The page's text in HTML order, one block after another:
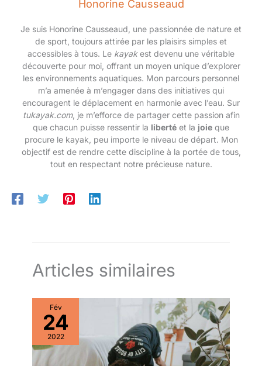
notre Pump up Challenge
prendre ce Push - up à vis
unique avec vous en vacances
à la salle de gym, au parc, au
salon et bien plus encore. C'est
tous les amateurs de fitness
pompes pliable est codée par couleur pour fournir une variété
musculaires. Entraînez-vous selon la ligne de guidage,
l'entraînement push-up standard stimule les groupes
musculaires plus précisément, corrige la posture de l'exercice,
façonne les courbes musculaires parfaites et atteint
parfaitement les objectifs de remise en forme Petit cadeau
portable et parfait : faites l'expérience d'un entraînement
efficace avec notre planche de défi pliable et portable. Vous
pouvez emporter cette planche de pompes à barre unique en
vacances, à la salle de sport, au parc, dans votre salon et plus
encore. C'est également un cadeau parfait pour tous les
amateurs de fitness
Honorine Causseaud
Je suis Honorine Causseaud, une passionnée de nature et
de sport, toujours attirée par les plaisirs simples et
accessibles à tous. Le kayakest devenu une véritable
découverte pour moi, offrant un moyen unique d’explorer
les environnements aquatiques. Mon parcours personnel
m’a amenée à m’engager dans des initiatives qui
encouragent le déplacement en harmonie avec l’eau. Sur
tukayak.com, je m’efforce de partager cette passion afin
que chacun puisse ressentir la liberté et la joie que
procure le kayak, peu importe le niveau de départ. Mon
objectif est de rendre cette discipline à la portée de tous,
tout en respectant notre précieuse nature.
Articles similaires
Fév
24
2022